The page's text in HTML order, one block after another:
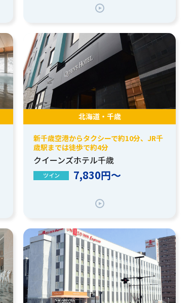
北海道・千歳
新千歳空港からタクシーで約10分、JR千
歳駅までは徒歩で約4分
クイーンズホテル千歳
ツイン 7,830円～